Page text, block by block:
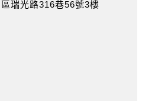
瑞光路316巷56號3樓